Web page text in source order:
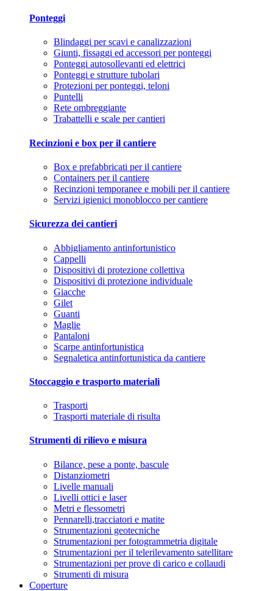
Ponteggi
Blindaggi per scavi e canalizzazioni
Giunti, fissaggi ed accessori per ponteggi
Ponteggi autosollevanti ed elettrici
Ponteggi e strutture tubolari
Protezioni per ponteggi, teloni
Puntelli
Rete ombreggiante
Trabattelli e scale per cantieri
Recinzioni e box per il cantiere
Box e prefabbricati per il cantiere
Containers per il cantiere
Recinzioni temporanee e mobili per il cantiere
Servizi igienici monoblocco per cantiere
Sicurezza dei cantieri
Abbigliamento antinfortunistico
Cappelli
Dispositivi di protezione collettiva
Dispositivi di protezione individuale
Giacche
Gilet
Guanti
Maglie
Pantaloni
Scarpe antinfortunistica
Segnaletica antinfortunistica da cantiere
Stoccaggio e trasporto materiali
Trasporti
Trasporti materiale di risulta
Strumenti di rilievo e misura
Bilance, pese a ponte, bascule
Distanziometri
Livelle manuali
Livelli ottici e laser
Metri e flessometri
Pennarelli,tracciatori e matite
Strumentazioni geotecniche
Strumentazioni per fotogrammetria digitale
Strumentazioni per il telerilevamento satellitare
Strumentazioni per prove di carico e collaudi
Strumenti di misura
Coperture